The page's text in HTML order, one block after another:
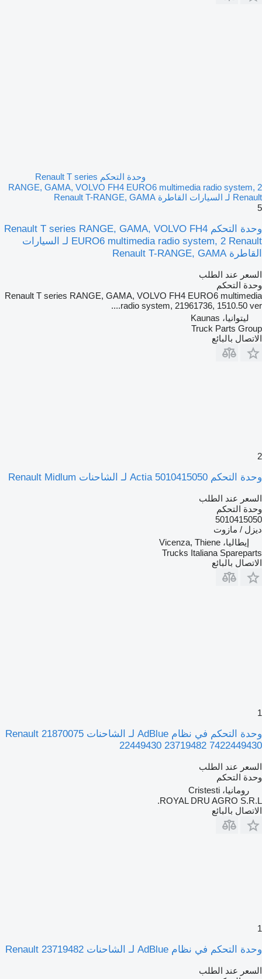
وحدة التحكم Renault T series
RANGE, GAMA, VOLVO FH4 EURO6 multimedia radio system, 2
Renault لـ السيارات القاطرة Renault T-RANGE, GAMA
5
وحدة التحكم Renault T series RANGE, GAMA, VOLVO FH4
EURO6 multimedia radio system, 2 Renault لـ السيارات
القاطرة Renault T-RANGE, GAMA
السعر عند الطلب
وحدة التحكم
Renault T series RANGE, GAMA, VOLVO FH4 EURO6 multimedia
radio system, 21961736, 1510.50 ver....
ليتوانيا، Kaunas
Truck Parts Group
الاتصال بالبائع
2
وحدة التحكم Actia 5010415050 لـ الشاحنات Renault Midlum
السعر عند الطلب
وحدة التحكم
5010415050
ديزل / مازوت
إيطاليا، Vicenza, Thiene
Trucks Italiana Spareparts
الاتصال بالبائع
1
وحدة التحكم في نظام AdBlue لـ الشاحنات Renault 21870075
22449430 23719482 7422449430
السعر عند الطلب
وحدة التحكم
رومانيا، Cristesti
ROYAL DRU AGRO S.R.L.
الاتصال بالبائع
1
وحدة التحكم في نظام AdBlue لـ الشاحنات Renault 23719482
السعر عند الطلب